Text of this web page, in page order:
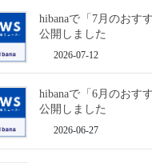
hibanaで「7月のおす
公開しました
2026-07-12
hibanaで「6月のおす
公開しました
2026-06-27